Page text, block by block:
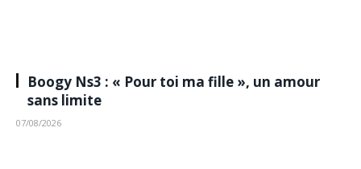
Boogy Ns3 : « Pour toi ma fille », un amour
sans limite
07/08/2026